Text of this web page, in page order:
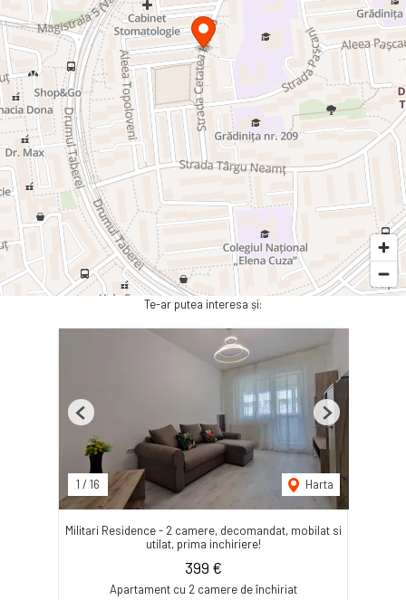
Te-ar putea interesa și:
1 / 16 Harta
Previous Next
Militari Residence - 2 camere, decomandat, mobilat si
utilat, prima inchiriere!
399 €
Apartament cu 2 camere de închiriat